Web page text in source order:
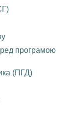
програмою
(ПГД)